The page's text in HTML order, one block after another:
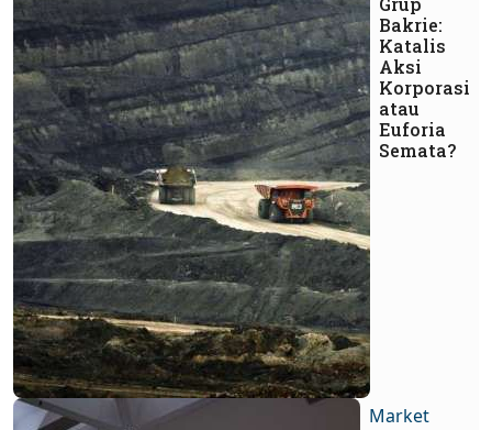
Bakrie:
Katalis
Aksi
Korporasi
atau
Euforia
Semata?
Market